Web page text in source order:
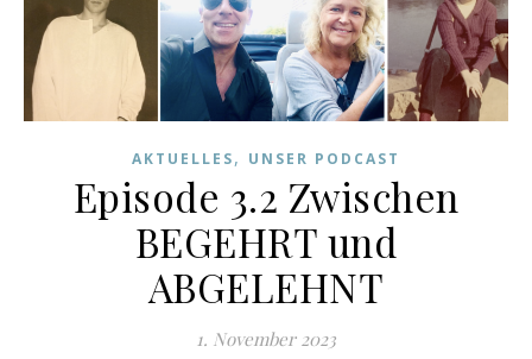
AKTUELLES, UNSER PODCAST
Episode 3.2 Zwischen
BEGEHRT und
ABGELEHNT
1. November 2023